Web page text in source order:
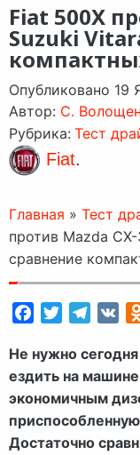
Fiat 500X
Suzuki
Опубликовано 19
Автор: C.
Рубрика: Тест
Fiat.
Главная » Тест
против Mazda
сравнение
FacebookTwitter VK
Не нужно
ездить на
экономичным
Достаточно